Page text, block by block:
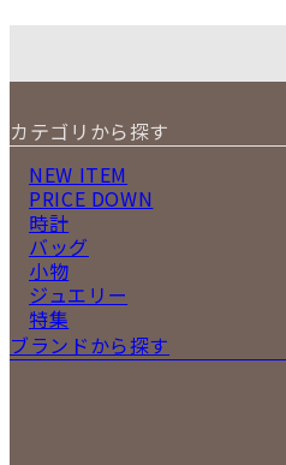
カテゴリから探す
NEW ITEM
PRICE DOWN
時計
バッグ
小物
ジュエリー
特集
ブランドから探す